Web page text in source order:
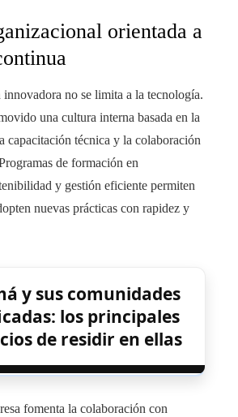
orientada a
no se limita a la tecnología.
una cultura interna basada en la
capacitación técnica y la colaboración
de formación en
y gestión eficiente permiten
nuevas prácticas con rapidez y
y sus comunidades
los principales
de residir en ellas
fomenta la colaboración con